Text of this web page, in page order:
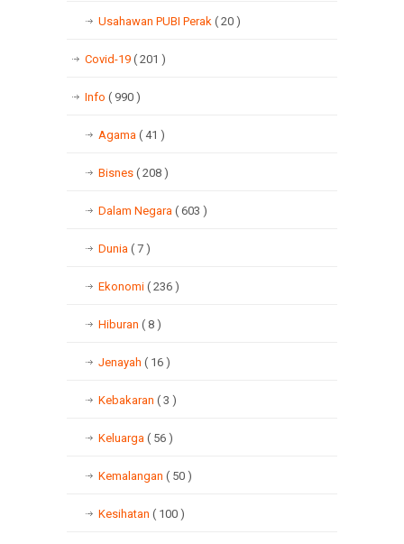
Usahawan PUBI Perak ( 20 )
Covid-19 ( 201 )
Info ( 990 )
Agama ( 41 )
Bisnes ( 208 )
Dalam Negara ( 603 )
Dunia ( 7 )
Ekonomi ( 236 )
Hiburan ( 8 )
Jenayah ( 16 )
Kebakaran ( 3 )
Keluarga ( 56 )
Kemalangan ( 50 )
Kesihatan ( 100 )